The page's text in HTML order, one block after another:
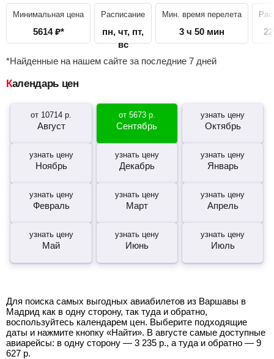
Минимальная цена
5614 ₽*
Расписание
пн, чт, пт,
вс
Мин. время перелета
3 ч 50 мин
*Найденные на нашем сайте за последние 7 дней
Календарь цен
от 10714 р.
Август
от 5673р.
Сентябрь
узнать цену
Октябрь
узнать цену
Ноябрь
узнать цену
Декабрь
узнать цену
Январь
узнать цену
Февраль
узнать цену
Март
узнать цену
Апрель
узнать цену
Май
узнать цену
Июнь
узнать цену
Июль
Для поиска самых выгодных авиабилетов из Варшавы в
Мадрид как в одну сторону, так туда и обратно,
воспользуйтесь календарем цен. Выберите подходящие
даты и нажмите кнопку «Найти». В августе самые доступные
авиарейсы: в одну сторону — 3 235 р., а туда и обратно — 9
627 р.